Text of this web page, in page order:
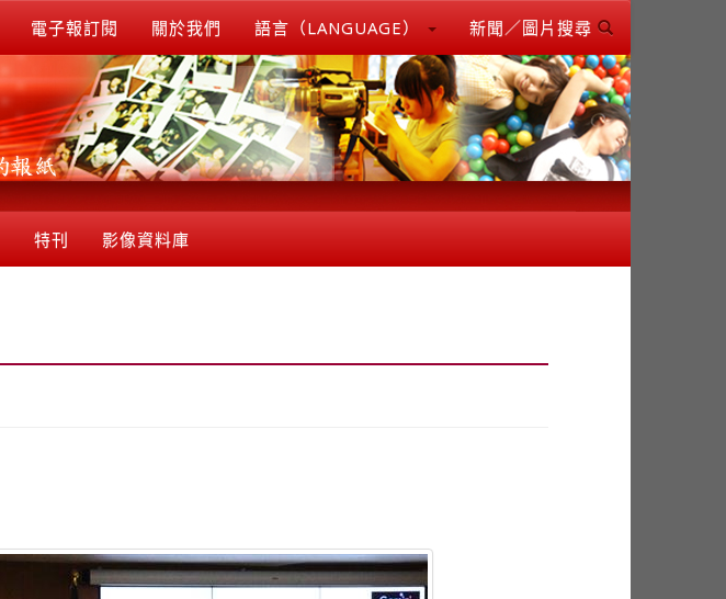
電子報訂閱 關於我們 語言（LANGUAGE） 新聞／圖片搜尋
特刊 影像資料庫